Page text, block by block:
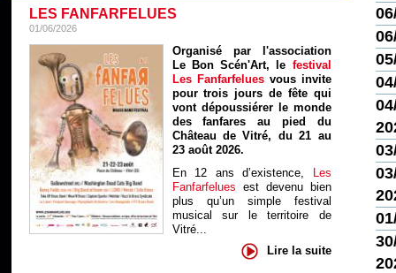
LES FANFARFELUES
01/06/2026
Organisé par l'association
Le Bon Scén'Art, le festival
Les Fanfarfelues vous invite
pour trois jours de fête qui
vont dépoussiérer le monde
des fanfares au pied du
Château de Vitré, du 21 au
23 août 2026.
En 12 ans d’existence, Les
Fanfarfelues est devenu bien
plus qu’un simple festival
musical sur le territoire de
Vitré...
Lire la suite